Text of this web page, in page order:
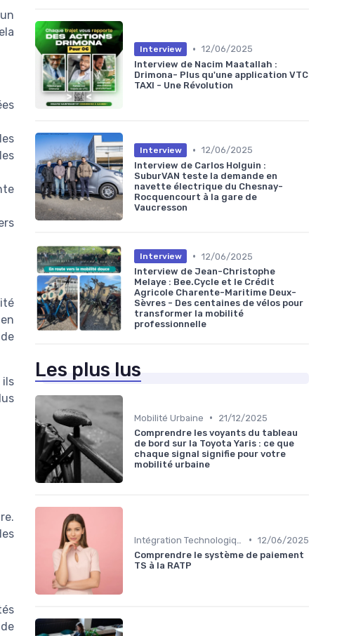
Interview • 12/06/2025
Interview de Nacim Maatallah :
Drimona- Plus qu'une application VTC
TAXI - Une Révolution
Interview • 12/06/2025
Interview de Carlos Holguin :
SuburVAN teste la demande en
navette électrique du Chesnay-
Rocquencourt à la gare de
Vaucresson
Interview • 12/06/2025
Interview de Jean-Christophe
Melaye : Bee.Cycle et le Crédit
Agricole Charente-Maritime Deux-
Sèvres - Des centaines de vélos pour
transformer la mobilité
professionnelle
Les plus lus
Mobilité Urbaine •
21/12/2025
Comprendre les voyants du tableau
de bord sur la Toyota Yaris : ce que
chaque signal signifie pour votre
mobilité urbaine
• 12/06/2025
Comprendre le système de paiement
TS à la RATP